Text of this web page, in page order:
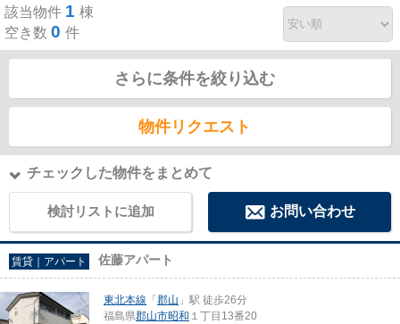
該当物件 1 棟
空き数 0 件
さらに条件を絞り込む
物件リクエスト
チェックした物件をまとめて
検討リストに追加 お問い合わせ
賃貸｜アパート 佐藤アパート
東北本線 「 郡山 」駅 徒歩26分
福島県郡山市昭和 １丁目13番20